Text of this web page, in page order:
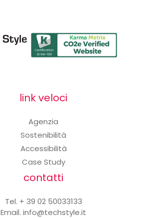
link veloci
Agenzia
Sostenibilità
Accessibilità
Case Study
contatti
Tel. + 39 02 50033133
Email. info@techstyle.it